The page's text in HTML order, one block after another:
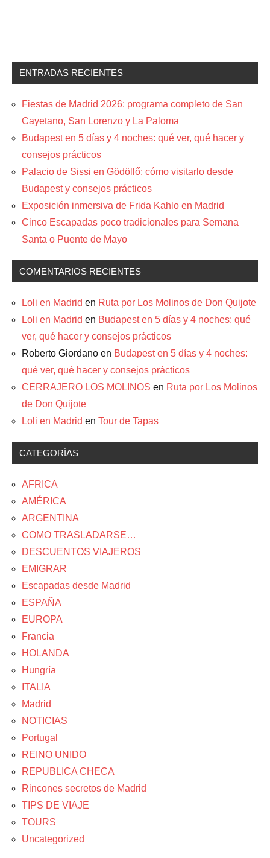
ENTRADAS RECIENTES
Fiestas de Madrid 2026: programa completo de San
Cayetano, San Lorenzo y La Paloma
Budapest en 5 días y 4 noches: qué ver, qué hacer y
consejos prácticos
Palacio de Sissi en Gödöllő: cómo visitarlo desde
Budapest y consejos prácticos
Exposición inmersiva de Frida Kahlo en Madrid
Cinco Escapadas poco tradicionales para Semana
Santa o Puente de Mayo
COMENTARIOS RECIENTES
Loli en Madrid en Ruta por Los Molinos de Don Quijote
Loli en Madrid en Budapest en 5 días y 4 noches: qué
ver, qué hacer y consejos prácticos
Roberto Giordano en Budapest en 5 días y 4 noches:
qué ver, qué hacer y consejos prácticos
CERRAJERO LOS MOLINOS en Ruta por Los Molinos
de Don Quijote
Loli en Madrid en Tour de Tapas
CATEGORÍAS
AFRICA
AMÉRICA
ARGENTINA
COMO TRASLADARSE…
DESCUENTOS VIAJEROS
EMIGRAR
Escapadas desde Madrid
ESPAÑA
EUROPA
Francia
HOLANDA
Hungría
ITALIA
Madrid
NOTICIAS
Portugal
REINO UNIDO
REPUBLICA CHECA
Rincones secretos de Madrid
TIPS DE VIAJE
TOURS
Uncategorized